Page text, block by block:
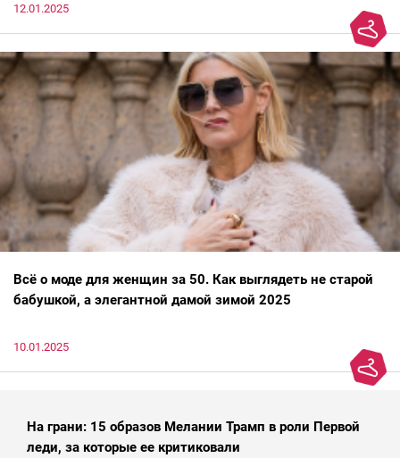
12.01.2025
Всё о моде для женщин за 50. Как выглядеть не старой
бабушкой, а элегантной дамой зимой 2025
10.01.2025
На грани: 15 образов Мелании Трамп в роли Первой
леди, за которые ее критиковали